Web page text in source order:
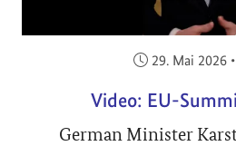
Veröffentlicht
29. Mai 2026 •
Video: EU-
German Minister